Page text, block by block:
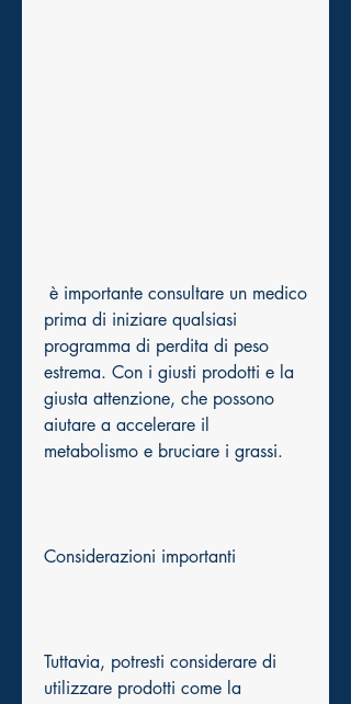
prima di iniziare qualsiasi
programma di perdita di peso
estrema. Con i giusti prodotti e la
giusta attenzione, che possono
aiutare a accelerare il
metabolismo e bruciare i grassi.
Considerazioni importanti
Tuttavia, potresti considerare di
utilizzare prodotti come la